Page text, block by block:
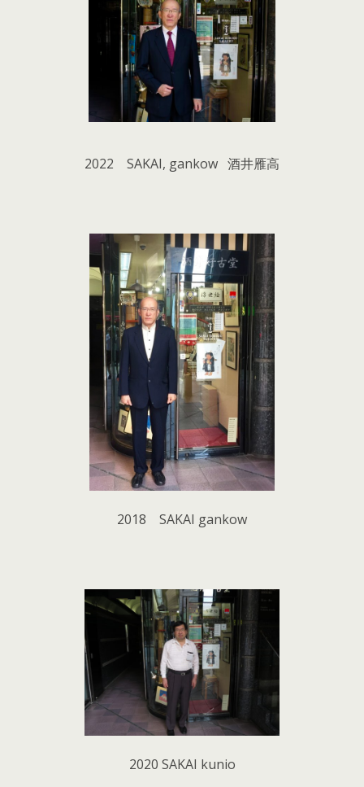
2022 SAKAI, gankow 酒井雁高
2018 SAKAI gankow
2020 SAKAI kunio